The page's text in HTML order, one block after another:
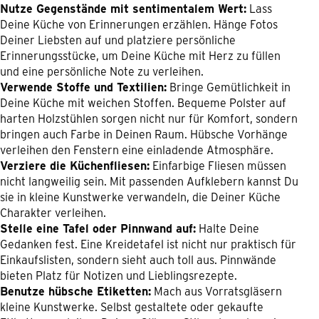
Nutze Gegenstände mit sentimentalem Wert: Lass
Deine Küche von Erinnerungen erzählen. Hänge Fotos
Deiner Liebsten auf und platziere persönliche
Erinnerungsstücke, um Deine Küche mit Herz zu füllen
und eine persönliche Note zu verleihen.
Verwende Stoffe und Textilien: Bringe Gemütlichkeit in
Deine Küche mit weichen Stoffen. Bequeme Polster auf
harten Holzstühlen sorgen nicht nur für Komfort, sondern
bringen auch Farbe in Deinen Raum. Hübsche Vorhänge
verleihen den Fenstern eine einladende Atmosphäre.
Verziere die Küchenfliesen: Einfarbige Fliesen müssen
nicht langweilig sein. Mit passenden Aufklebern kannst Du
sie in kleine Kunstwerke verwandeln, die Deiner Küche
Charakter verleihen.
Stelle eine Tafel oder Pinnwand auf: Halte Deine
Gedanken fest. Eine Kreidetafel ist nicht nur praktisch für
Einkaufslisten, sondern sieht auch toll aus. Pinnwände
bieten Platz für Notizen und Lieblingsrezepte.
Benutze hübsche Etiketten: Mach aus Vorratsgläsern
kleine Kunstwerke. Selbst gestaltete oder gekaufte